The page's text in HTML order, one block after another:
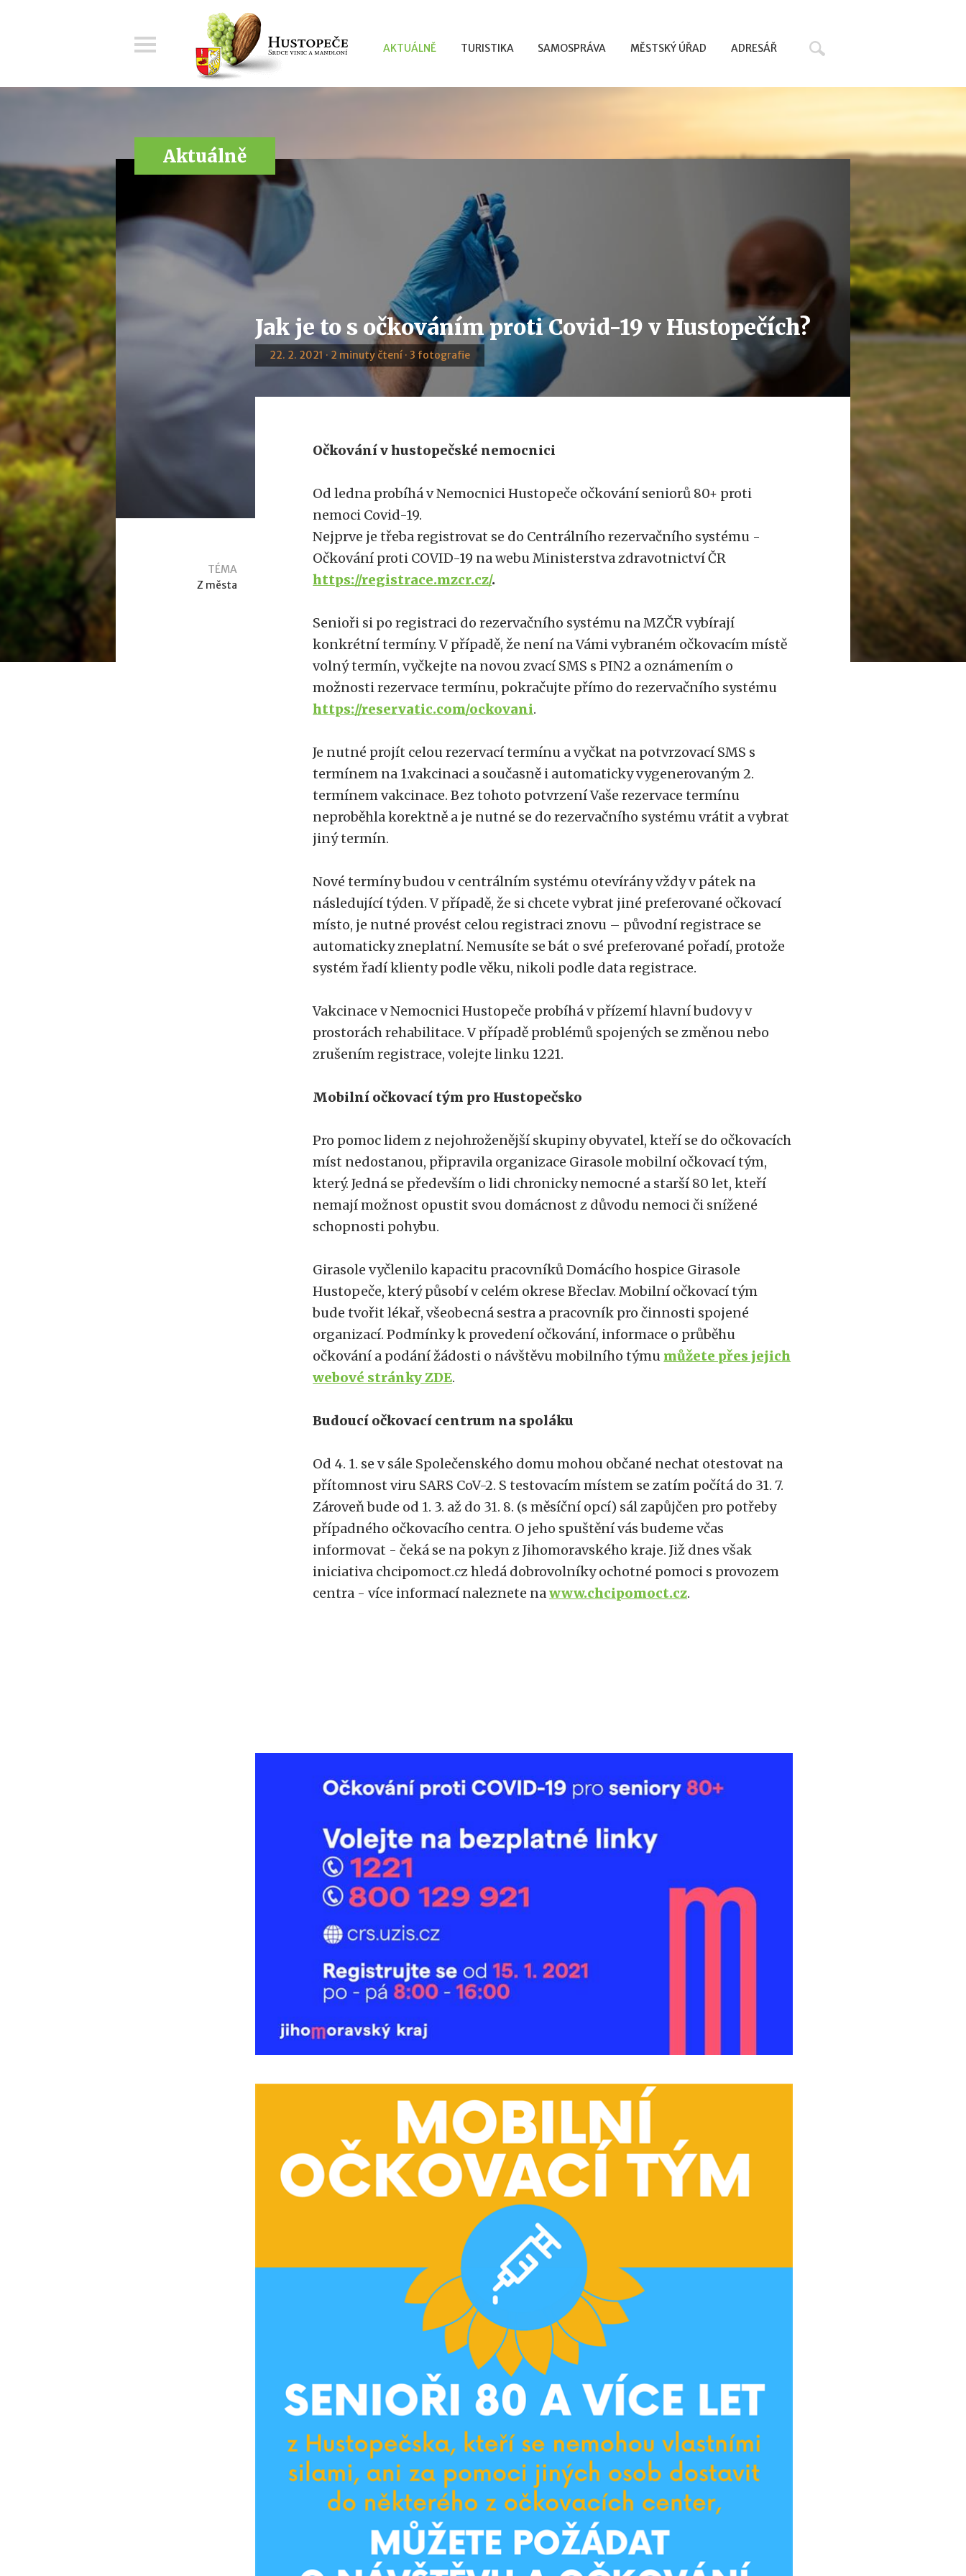
AKTUÁLNĚ TURISTIKA SAMOSPRÁVA MĚSTSKÝ ÚŘAD ADRESÁŘ
Aktuálně
Jak je to s očkováním proti Covid-19 v Hustopečích?
22. 2. 2021 · 2 minuty čtení · 3 fotografie
TÉMA
Z města
Očkování v hustopečské nemocnici
Od ledna probíhá v Nemocnici Hustopeče očkování seniorů 80+ proti
nemoci Covid-19.
Nejprve je třeba registrovat se do Centrálního rezervačního systému -
Očkování proti COVID-19 na webu Ministerstva zdravotnictví ČR
https://registrace.mzcr.cz/.
Senioři si po registraci do rezervačního systému na MZČR vybírají
konkrétní termíny. V případě, že není na Vámi vybraném očkovacím místě
volný termín, vyčkejte na novou zvací SMS s PIN2 a oznámením o
možnosti rezervace termínu, pokračujte přímo do rezervačního systému
https://reservatic.com/ockovani.
Je nutné projít celou rezervací termínu a vyčkat na potvrzovací SMS s
termínem na 1.vakcinaci a současně i automaticky vygenerovaným 2.
termínem vakcinace. Bez tohoto potvrzení Vaše rezervace termínu
neproběhla korektně a je nutné se do rezervačního systému vrátit a vybrat
jiný termín.
Nové termíny budou v centrálním systému otevírány vždy v pátek na
následující týden. V případě, že si chcete vybrat jiné preferované očkovací
místo, je nutné provést celou registraci znovu – původní registrace se
automaticky zneplatní. Nemusíte se bát o své preferované pořadí, protože
systém řadí klienty podle věku, nikoli podle data registrace.
Vakcinace v Nemocnici Hustopeče probíhá v přízemí hlavní budovy v
prostorách rehabilitace. V případě problémů spojených se změnou nebo
zrušením registrace, volejte linku 1221.
Mobilní očkovací tým pro Hustopečsko
Pro pomoc lidem z nejohroženější skupiny obyvatel, kteří se do očkovacích
míst nedostanou, připravila organizace Girasole mobilní očkovací tým,
který. Jedná se především o lidi chronicky nemocné a starší 80 let, kteří
nemají možnost opustit svou domácnost z důvodu nemoci či snížené
schopnosti pohybu.
Girasole vyčlenilo kapacitu pracovníků Domácího hospice Girasole
Hustopeče, který působí v celém okrese Břeclav. Mobilní očkovací tým
bude tvořit lékař, všeobecná sestra a pracovník pro činnosti spojené
organizací. Podmínky k provedení očkování, informace o průběhu
očkování a podání žádosti o návštěvu mobilního týmu můžete přes jejich
webové stránky ZDE.
Budoucí očkovací centrum na spoláku
Od 4. 1. se v sále Společenského domu mohou občané nechat otestovat na
přítomnost viru SARS CoV-2. S testovacím místem se zatím počítá do 31. 7.
Zároveň bude od 1. 3. až do 31. 8. (s měsíční opcí) sál zapůjčen pro potřeby
případného očkovacího centra. O jeho spuštění vás budeme včas
informovat - čeká se na pokyn z Jihomoravského kraje. Již dnes však
iniciativa chcipomoct.cz hledá dobrovolníky ochotné pomoci s provozem
centra - více informací naleznete nawww.chcipomoct.cz.